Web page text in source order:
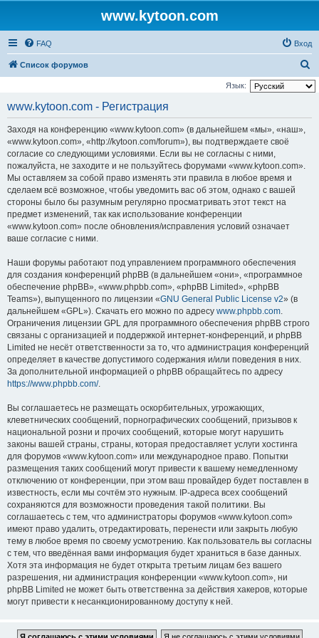
www.kytoon.com
FAQ Вход
Список форумов
о
Язык:
www.kytoon.com - Регистрация
Заходя на конференцию «www.kytoon.com» (в дальнейшем «мы», «наш»,
«www.kytoon.com», «http://kytoon.com/forum»), вы подтверждаете своё
согласие со следующими условиями. Если вы не согласны с ними,
пожалуйста, не заходите и не пользуйтесь форумами «www.kytoon.com».
Мы оставляем за собой право изменять эти правила в любое время и
сделаем всё возможное, чтобы уведомить вас об этом, однако с вашей
стороны было бы разумным регулярно просматривать этот текст на
предмет изменений, так как использование конференции
«www.kytoon.com» после обновления/исправления условий означает
ваше согласие с ними.
Наши форумы работают под управлением программного обеспечения
для создания конференций phpBB (в дальнейшем «они», «программное
обеспечение phpBB», «www.phpbb.com», «phpBB Limited», «phpBB
Teams»), выпущенного по лицензии «GNU General Public License v2» (в
дальнейшем «GPL»). Скачать его можно по адресу www.phpbb.com.
Ограничения лицензии GPL для программного обеспечения phpBB строго
связаны с организацией и поддержкой интернет-конференций, и phpBB
Limited не несёт ответственности за то, что администрация конференций
определяет в качестве допустимого содержания и/или поведения в них.
За дополнительной информацией о phpBB обращайтесь по адресу
https://www.phpbb.com/.
Вы соглашаетесь не размещать оскорбительных, угрожающих,
клеветнических сообщений, порнографических сообщений, призывов к
национальной розни и прочих сообщений, которые могут нарушить
законы вашей страны, страны, которая предоставляет услуги хостинга
для форумов «www.kytoon.com» или международное право. Попытки
размещения таких сообщений могут привести к вашему немедленному
отключению от конференции, при этом ваш провайдер будет поставлен в
известность, если мы сочтём это нужным. IP-адреса всех сообщений
сохраняются для возможности проведения такой политики. Вы
соглашаетесь с тем, что администраторы форумов «www.kytoon.com»
имеют право удалить, отредактировать, перенести или закрыть любую
тему в любое время по своему усмотрению. Как пользователь вы согласны
с тем, что введённая вами информация будет храниться в базе данных.
Хотя эта информация не будет открыта третьим лицам без вашего
разрешения, ни администрация конференции «www.kytoon.com», ни
phpBB Limited не может быть ответственна за действия хакеров, которые
могут привести к несанкционированному доступу к ней.